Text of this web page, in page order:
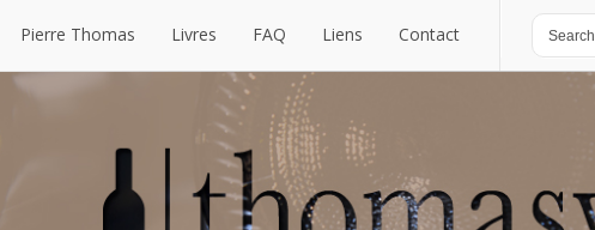
Pierre Thomas Livres FAQ Liens Contact